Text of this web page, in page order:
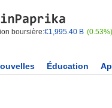
boursière:€1,995.40 B (0.53%)
Éducation